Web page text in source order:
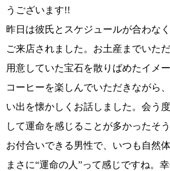
うございます!!
昨日は彼氏とスケジュールが合わな
ご来店されました。お土産までいただ
用意していた宝石を散りばめたイメ
コーヒーを楽しんでいただきながら
い出を懐かしくお話しました。会う
して運命を感じることが多かったそ
お付合いできる男性で、いつも自然
まさに“運命の人”って感じですね。